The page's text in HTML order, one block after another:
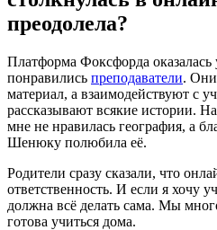
преодолела?
Платформа Фоксфорда
понравились преподаватели. Они
материал, а взаимодействуют с
рассказывают всякие истории.
мне не нравилась география, а
Шенюку полюбила её.
Родители сразу сказали, что
ответственность. И если я хочу
должна всё делать сама. Мы
готова учиться дома.